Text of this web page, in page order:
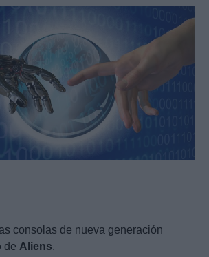
consolas de nueva generación
de Aliens.